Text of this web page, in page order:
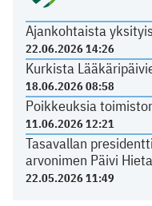
Ajankohtaista
22.06.2026 14:26
Kurkista
18.06.2026 08:58
Poikkeuksia
11.06.2026 12:21
Tasavallan
arvonimen Päivi
22.05.2026 11:49